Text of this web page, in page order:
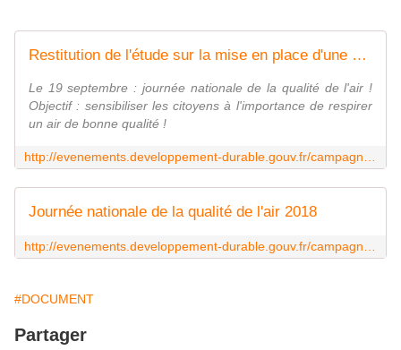
Restitution de l'étude sur la mise en place d'une zone ECA en Méditerranée - Journée nationale de la qualité de l'air 2018
Le 19 septembre : journée nationale de la qualité de l'air !
Objectif : sensibiliser les citoyens à l'importance de respirer
un air de bonne qualité !
Journée nationale de la qualité de l'air 2018
#DOCUMENT
Partager